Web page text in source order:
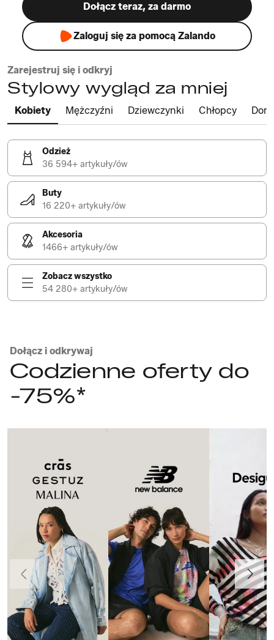
Dołącz teraz, za darmo
Zaloguj się za pomocą Zalando
Zarejestruj się i odkryj
Stylowy wygląd za mniej
Kobiety Mężczyźni Dziewczynki Chłopcy Dom
Odzież
36 594+ artykuły/ów
Buty
16 220+ artykuły/ów
Akcesoria
1466+ artykuły/ów
Zobacz wszystko
54 280+ artykuły/ów
Dołącz i odkrywaj
Codzienne oferty do
-75%*
Poprzedni Dalej